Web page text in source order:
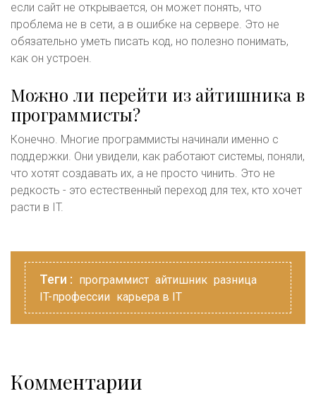
если сайт не открывается, он может понять, что
проблема не в сети, а в ошибке на сервере. Это не
обязательно уметь писать код, но полезно понимать,
как он устроен.
Можно ли перейти из айтишника в
программисты?
Конечно. Многие программисты начинали именно с
поддержки. Они увидели, как работают системы, поняли,
что хотят создавать их, а не просто чинить. Это не
редкость - это естественный переход для тех, кто хочет
расти в IT.
Теги : программист айтишник разница
IT-профессии карьера в IT
Комментарии